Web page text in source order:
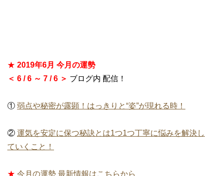
★ 2019年6月 今月の運勢
＜ 6 / 6 ～ 7 / 6 ＞ ブログ内 配信！
① 弱点や秘密が露顕！はっきりと“姿”が現れる時！
② 運気を安定に保つ秘訣とは1つ1つ丁寧に悩みを解決し
ていくこと！
★ 今月の運勢 最新情報はこちらから